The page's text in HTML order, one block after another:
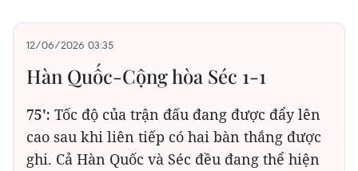
12/06/2026 03:35
Hàn Quốc-Cộng hòa Séc 1-1
75': Tốc độ của trận đấu đang được đẩy lên
cao sau khi liên tiếp có hai bàn thắng được
ghi. Cả Hàn Quốc và Séc đều đang thể hiện